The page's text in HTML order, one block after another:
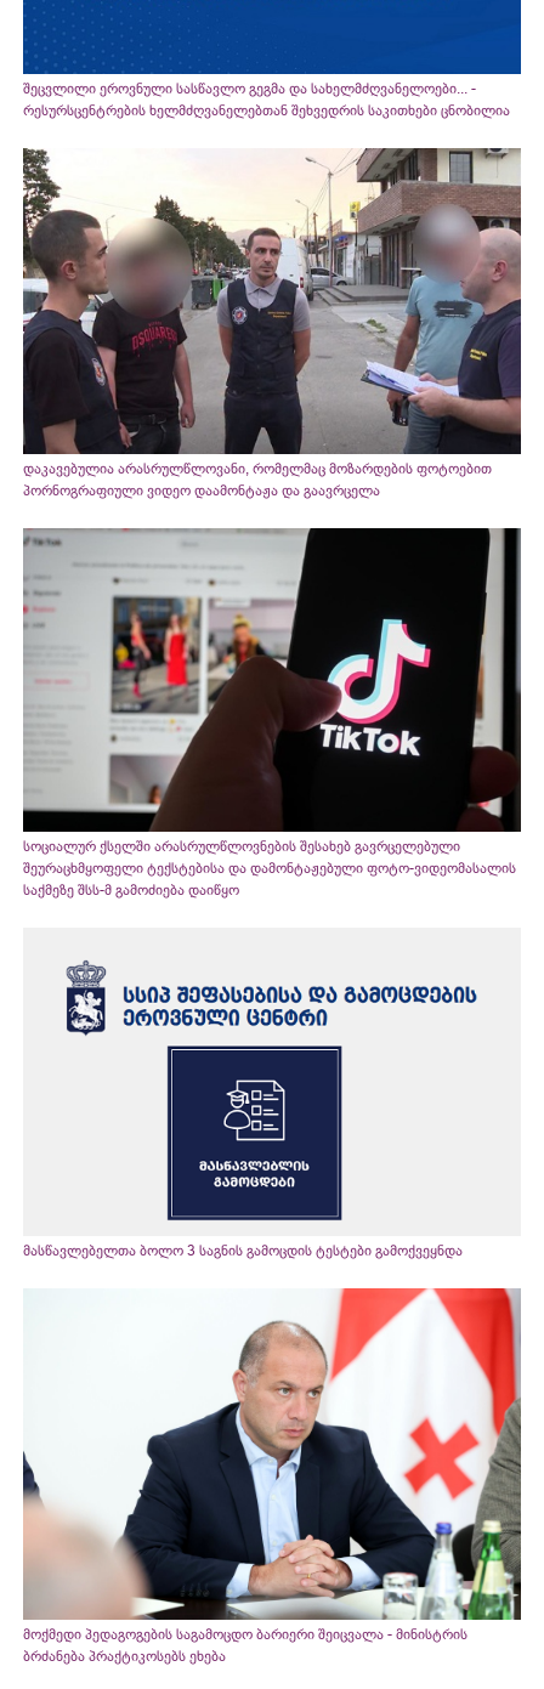
შეცვლილი ეროვნული სასწავლო გეგმა და სახელმძღვანელოები... -
რესურსცენტრების ხელმძღვანელებთან შეხვედრის საკითხები ცნობილია
დაკავებულია არასრულწლოვანი, რომელმაც მოზარდების ფოტოებით
პორნოგრაფიული ვიდეო დაამონტაჟა და გაავრცელა
სოციალურ ქსელში არასრულწლოვნების შესახებ გავრცელებული
შეურაცხმყოფელი ტექსტებისა და დამონტაჟებული ფოტო-ვიდეომასალის
საქმეზე შსს-მ გამოძიება დაიწყო
მასწავლებელთა ბოლო 3 საგნის გამოცდის ტესტები გამოქვეყნდა
მოქმედი პედაგოგების საგამოცდო ბარიერი შეიცვალა - მინისტრის
ბრძანება პრაქტიკოსებს ეხება